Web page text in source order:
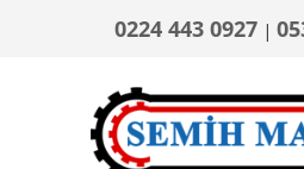
0224 443 0927 |